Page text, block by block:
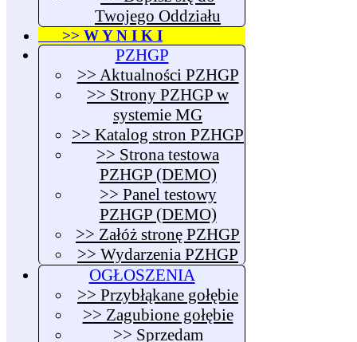
Twojego Oddziału
>> W Y N I K I
PZHGP
>> Aktualności PZHGP
>> Strony PZHGP w
systemie MG
>> Katalog stron PZHGP
>> Strona testowa
PZHGP (DEMO)
>> Panel testowy
PZHGP (DEMO)
>> Załóż stronę PZHGP
>> Wydarzenia PZHGP
OGŁOSZENIA
>> Przybłąkane gołębie
>> Zagubione gołębie
>> Sprzedam